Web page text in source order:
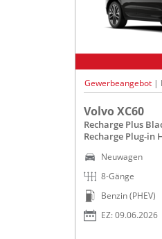
Gewerbeangebot |
Volvo XC60
Recharge Plus
Recharge Plug-in
Neuwagen
8-Gänge
Benzin (PHEV)
EZ: 09.06.2026